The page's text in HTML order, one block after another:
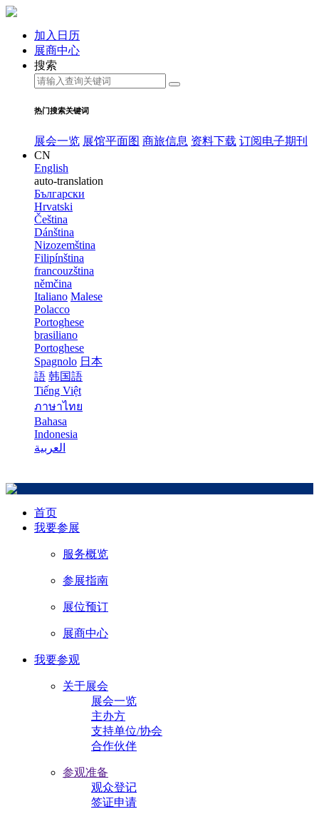
加入日历
展商中心
搜索
热门搜索关键词
展会一览 展馆平面图 商旅信息 资料下载 订阅电子期刊
CN
English
auto-translation
Български
Hrvatski
Čeština
Dánština
Nizozemština
Filipínština
francouzština
němčina
Italiano Malese
Polacco
Portoghese
brasiliano
Portoghese
Spagnolo 日本
語 韩国語
Tiếng Việt
ภาษาไทย
Bahasa
Indonesia
العربية
首页
我要参展
服务概览
参展指南
展位预订
展商中心
我要参观
关于展会
展会一览
主办方
支持单位/协会
合作伙伴
参观准备
观众登记
签证申请